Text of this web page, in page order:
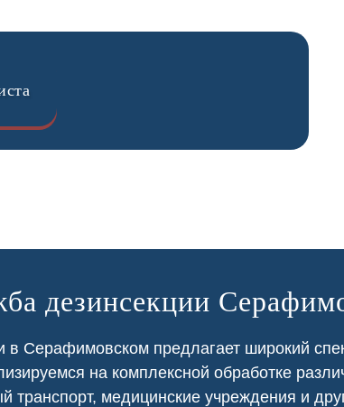
дезинсекции
Серафимовском предлагает широкий
на комплексной обработке
транспорт, медицинские учреждения и